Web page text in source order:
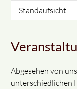
Standaufsicht
Abgesehen von
unterschiedlichen